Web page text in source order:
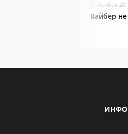
21 ноября
Вайбер